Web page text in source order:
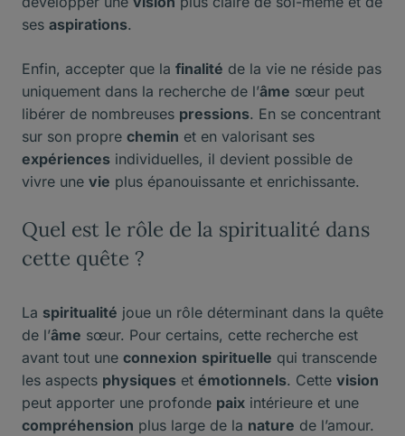
ses aspirations.
Enfin, accepter que la finalité de la vie ne réside pas
uniquement dans la recherche de l’âme sœur peut
libérer de nombreuses pressions. En se concentrant
sur son propre chemin et en valorisant ses
expériences individuelles, il devient possible de
vivre une vie plus épanouissante et enrichissante.
Quel est le rôle de la spiritualité dans
cette quête ?
La spiritualité joue un rôle déterminant dans la quête
de l’âme sœur. Pour certains, cette recherche est
avant tout une connexion spirituelle qui transcende
les aspects physiques et émotionnels. Cette vision
peut apporter une profonde paix intérieure et une
compréhension plus large de la nature de l’amour.